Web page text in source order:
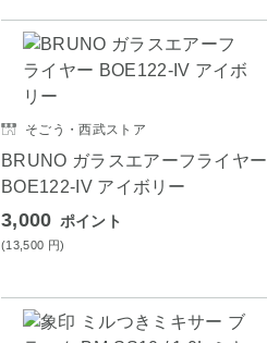
そごう・西武ストア
BRUNO ガラスエアーフライヤー
BOE122-IV アイボリー
3,000 ポイント
(13,500 円)